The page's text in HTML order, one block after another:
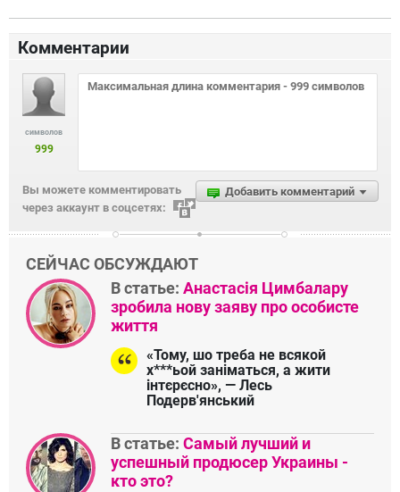
Комментарии
символов
999
Добавить комментарий
Вы можете комментировать
через аккаунт в соцсетях:
СЕЙЧАС ОБСУЖДАЮТ
В статье: Анастасія Цимбалару
зробила нову заяву про особисте
життя
«Тому, шо треба не всякой
х***ьой заніматься, а жити
інтєрєсно», — Лесь
Подерв'янський
В статье: Самый лучший и
успешный продюсер Украины -
кто это?